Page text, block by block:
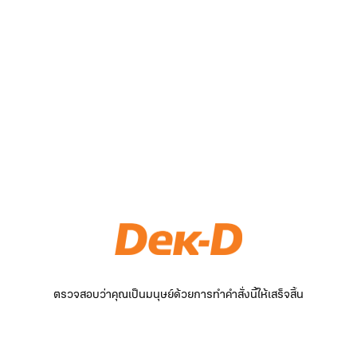
ตรวจสอบว่าคุณเป็นมนุษย์ด้วยการทำคำสั่งนี้ให้เสร็จสิ้น